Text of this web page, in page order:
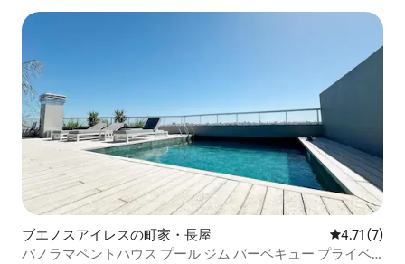
ブエノスアイレスの町家・長屋 レビュー7
4.71 (7)
パノラマペントハウス プール ジム バーベキュー プライベ